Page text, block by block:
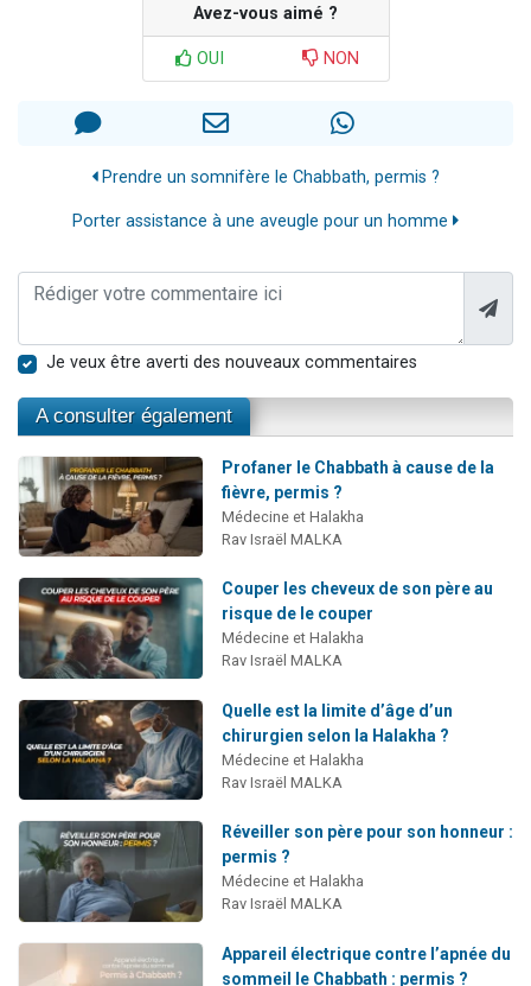
Avez-vous aimé ?
OUI NON
Prendre un somnifère le Chabbath, permis ?
Porter assistance à une aveugle pour un homme
Je veux être averti des nouveaux commentaires
A consulter également
Profaner le Chabbath à cause de la
fièvre, permis ?
Médecine et Halakha
Rav Israël MALKA
Couper les cheveux de son père au
risque de le couper
Médecine et Halakha
Rav Israël MALKA
Quelle est la limite d’âge d’un
chirurgien selon la Halakha ?
Médecine et Halakha
Rav Israël MALKA
Réveiller son père pour son honneur :
permis ?
Médecine et Halakha
Rav Israël MALKA
Appareil électrique contre l’apnée du
sommeil le Chabbath : permis ?